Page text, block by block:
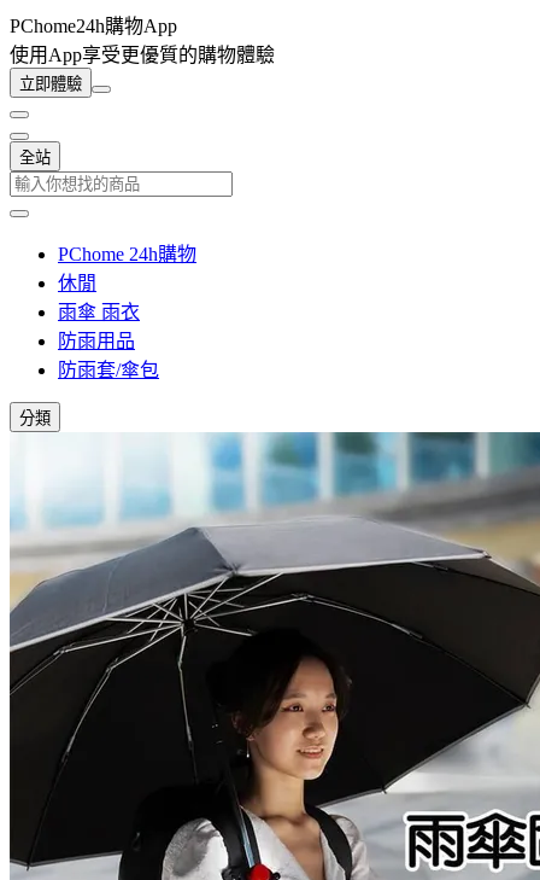
PChome24h購物App
使用App享受更優質的購物體驗
立即體驗
全站
PChome 24h購物
休閒
雨傘 雨衣
防雨用品
防雨套/傘包
分類